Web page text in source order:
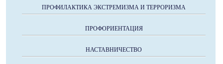
ПРОФИЛАКТИКА ЭКСТРЕМИЗМА И ТЕРРОРИЗМА
ПРОФОРИЕНТАЦИЯ
НАСТАВНИЧЕСТВО